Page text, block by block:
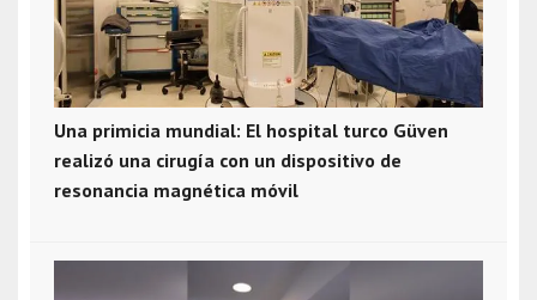
Una primicia mundial: El hospital turco Güven
realizó una cirugía con un dispositivo de
resonancia magnética móvil